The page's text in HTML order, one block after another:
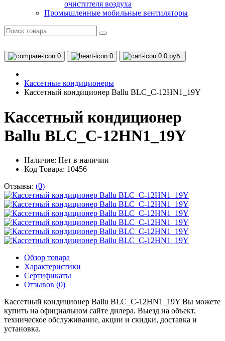
очистителя воздуха
Промышленные мобильные вентиляторы
0 0 0 0 руб.
Кассетные кондиционеры
Кассетный кондиционер Ballu BLC_C-12HN1_19Y
Кассетный кондиционер
Ballu BLC_C-12HN1_19Y
Наличие: Нет в наличии
Код Товара: 10456
Отзывы: (0)
Обзор товара
Характеристики
Сертификаты
Отзывов (0)
Кассетный кондиционер Ballu BLC_C-12HN1_19Y Вы можете
купить на официальном сайте дилера. Выезд на объект,
техническое обслуживание, акции и скидки, доставка и
установка.